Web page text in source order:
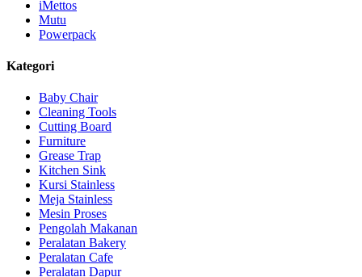
iMettos
Mutu
Powerpack
Kategori
Baby Chair
Cleaning Tools
Cutting Board
Furniture
Grease Trap
Kitchen Sink
Kursi Stainless
Meja Stainless
Mesin Proses
Pengolah Makanan
Peralatan Bakery
Peralatan Cafe
Peralatan Dapur